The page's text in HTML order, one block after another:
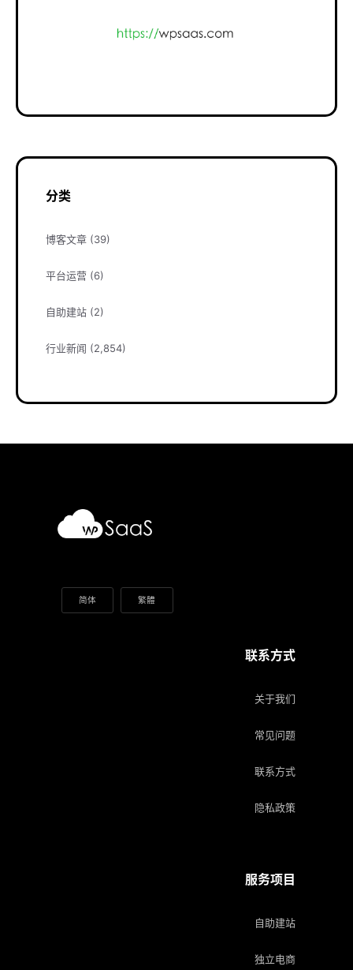
分类
博客文章 (39)
平台运营 (6)
自助建站 (2)
行业新闻 (2,854)
简体 繁體
联系方式
关于我们
常见问题
联系方式
隐私政策
服务项目
自助建站
独立电商